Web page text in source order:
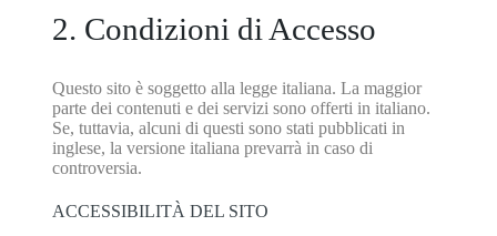
2. Condizioni di Accesso
Questo sito è soggetto alla legge italiana. La maggior
parte dei contenuti e dei servizi sono offerti in italiano.
Se, tuttavia, alcuni di questi sono stati pubblicati in
inglese, la versione italiana prevarrà in caso di
controversia.
ACCESSIBILITÀ DEL SITO